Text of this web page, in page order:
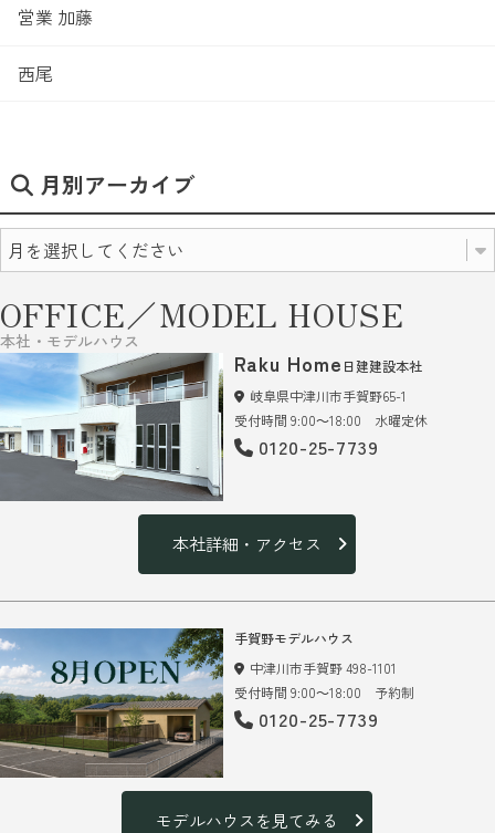
営業 加藤
西尾
月別アーカイブ
OFFICE／MODEL HOUSE
本社・モデルハウス
Raku Home 日建建設本社
岐阜県中津川市手賀野65-1
受付時間 9:00～18:00 水曜定休
0120-25-7739
本社詳細・アクセス
手賀野モデルハウス
中津川市手賀野 498-1101
受付時間 9:00～18:00 予約制
0120-25-7739
モデルハウスを見てみる